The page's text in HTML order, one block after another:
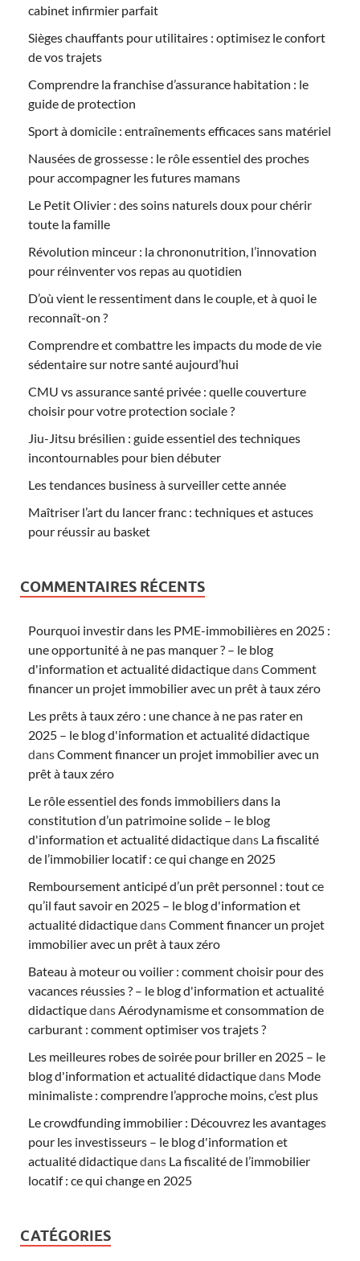
cabinet infirmier parfait
Sièges chauffants pour utilitaires : optimisez le confort
de vos trajets
Comprendre la franchise d’assurance habitation : le
guide de protection
Sport à domicile : entraînements efficaces sans matériel
Nausées de grossesse : le rôle essentiel des proches
pour accompagner les futures mamans
Le Petit Olivier : des soins naturels doux pour chérir
toute la famille
Révolution minceur : la chrononutrition, l’innovation
pour réinventer vos repas au quotidien
D’où vient le ressentiment dans le couple, et à quoi le
reconnaît-on ?
Comprendre et combattre les impacts du mode de vie
sédentaire sur notre santé aujourd’hui
CMU vs assurance santé privée : quelle couverture
choisir pour votre protection sociale ?
Jiu-Jitsu brésilien : guide essentiel des techniques
incontournables pour bien débuter
Les tendances business à surveiller cette année
Maîtriser l’art du lancer franc : techniques et astuces
pour réussir au basket
COMMENTAIRES RÉCENTS
Pourquoi investir dans les PME-immobilières en 2025 :
une opportunité à ne pas manquer ? – le blog
d'information et actualité didactiquedansComment
financer un projet immobilier avec un prêt à taux zéro
Les prêts à taux zéro : une chance à ne pas rater en
2025 – le blog d'information et actualité didactique
dansComment financer un projet immobilier avec un
prêt à taux zéro
Le rôle essentiel des fonds immobiliers dans la
constitution d’un patrimoine solide – le blog
d'information et actualité didactiquedans La fiscalité
de l’immobilier locatif : ce qui change en 2025
Remboursement anticipé d’un prêt personnel : tout ce
qu’il faut savoir en 2025 – le blog d'information et
actualité didactiquedansComment financer un projet
immobilier avec un prêt à taux zéro
Bateau à moteur ou voilier : comment choisir pour des
vacances réussies ? – le blog d'information et actualité
didactiquedansAérodynamisme et consommation de
carburant : comment optimiser vos trajets ?
Les meilleures robes de soirée pour briller en 2025 – le
blog d'information et actualité didactiquedans Mode
minimaliste : comprendre l’approche moins, c’est plus
Le crowdfunding immobilier : Découvrez les avantages
pour les investisseurs – le blog d'information et
actualité didactiquedans La fiscalité de l’immobilier
locatif : ce qui change en 2025
CATÉGORIES